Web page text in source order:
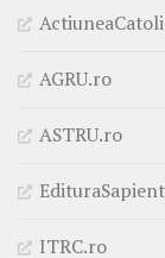
AGRU.ro
ASTRU.ro
ITRC.ro